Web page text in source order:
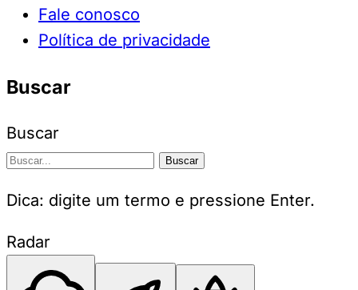
Fale conosco
Política de privacidade
Buscar
Buscar
Buscar
Dica: digite um termo e pressione Enter.
Radar